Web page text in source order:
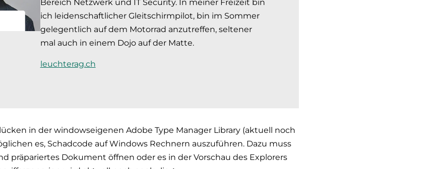
Bereich Netzwerk und IT Security. In meiner Freizeit bin
ich leidenschaftlicher Gleitschirmpilot, bin im Sommer
gelegentlich auf dem Motorrad anzutreffen, seltener
mal auch in einem Dojo auf der Matte.
leuchterag.ch
in der windowseigenen Adobe Type Manager Library (aktuell noch
es, Schadcode auf Windows Rechnern auszuführen. Dazu muss
präpariertes Dokument öffnen oder es in der Vorschau des Explorers